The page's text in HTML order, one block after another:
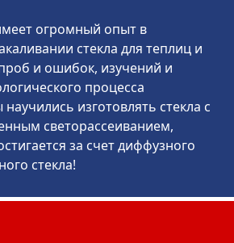
огромный опыт в
стекла для теплиц и
и ошибок, изучений и
процесса
изготовлять стекла с
светорассеиванием,
за счет диффузного
стекла!